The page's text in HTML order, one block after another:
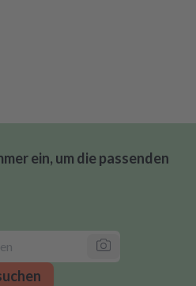
ein, um die passenden